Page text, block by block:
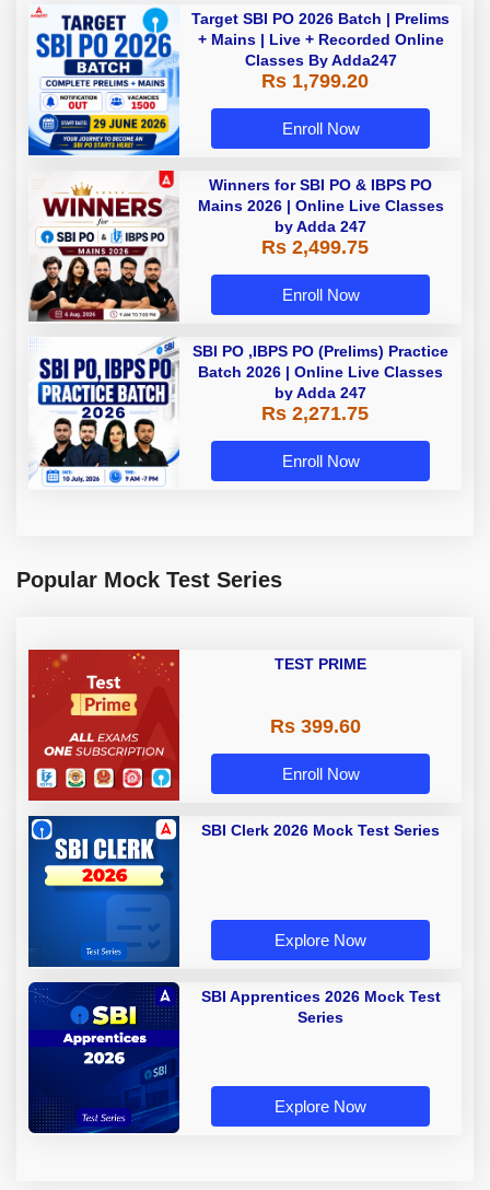
Target SBI PO 2026 Batch | Prelims
+ Mains | Live + Recorded Online
Classes By Adda247
Rs 1,799.20
Enroll Now
Winners for SBI PO & IBPS PO
Mains 2026 | Online Live Classes
by Adda 247
Rs 2,499.75
Enroll Now
SBI PO ,IBPS PO (Prelims) Practice
Batch 2026 | Online Live Classes
by Adda 247
Rs 2,271.75
Enroll Now
Popular Mock Test Series
TEST PRIME
Rs 399.60
Enroll Now
SBI Clerk 2026 Mock Test Series
Explore Now
SBI Apprentices 2026 Mock Test
Series
Explore Now